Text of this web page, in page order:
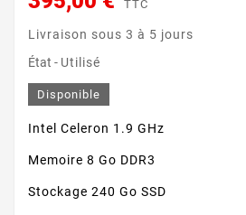
TTC
Livraison sous 3 à 5 jours
État - Utilisé
Disponible
Intel Celeron 1.9 GHz
Memoire 8 Go DDR3
Stockage 240 Go SSD